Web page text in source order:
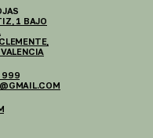
1 BAJO
999